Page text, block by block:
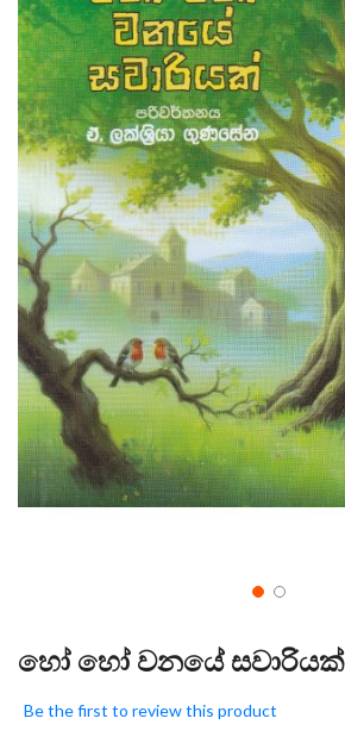
හෝ හෝ වනයේ සවාරියක්
Be the first to review this product